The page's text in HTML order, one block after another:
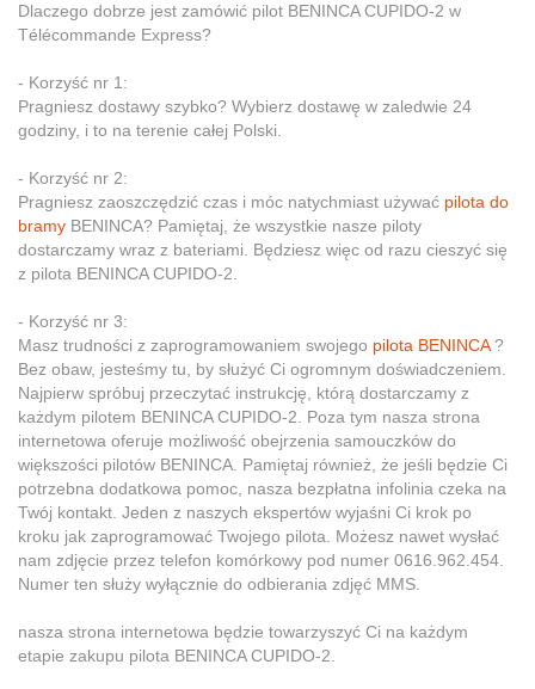
Dlaczego dobrze jest zamówić pilot BENINCA CUPIDO-2 w
Télécommande Express?
- Korzyść nr 1:
Pragniesz dostawy szybko? Wybierz dostawę w zaledwie 24
godziny, i to na terenie całej Polski.
- Korzyść nr 2:
Pragniesz zaoszczędzić czas i móc natychmiast używać pilota do
bramy BENINCA? Pamiętaj, że wszystkie nasze piloty
dostarczamy wraz z bateriami. Będziesz więc od razu cieszyć się
z pilota BENINCA CUPIDO-2.
- Korzyść nr 3:
Masz trudności z zaprogramowaniem swojego pilota BENINCA?
Bez obaw, jesteśmy tu, by służyć Ci ogromnym doświadczeniem.
Najpierw spróbuj przeczytać instrukcję, którą dostarczamy z
każdym pilotem BENINCA CUPIDO-2. Poza tym nasza strona
internetowa oferuje możliwość obejrzenia samouczków do
większości pilotów BENINCA. Pamiętaj również, że jeśli będzie Ci
potrzebna dodatkowa pomoc, nasza bezpłatna infolinia czeka na
Twój kontakt. Jeden z naszych ekspertów wyjaśni Ci krok po
kroku jak zaprogramować Twojego pilota. Możesz nawet wysłać
nam zdjęcie przez telefon komórkowy pod numer 0616.962.454.
Numer ten służy wyłącznie do odbierania zdjęć MMS.
nasza strona internetowa będzie towarzyszyć Ci na każdym
etapie zakupu pilota BENINCA CUPIDO-2.